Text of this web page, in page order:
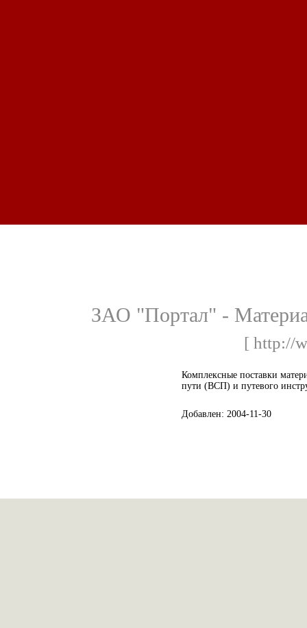
ЗАО "Портал" -
[ http://
Комплексные поставки
пути (ВСП) и путевого
Добавлен: 2004-11-30